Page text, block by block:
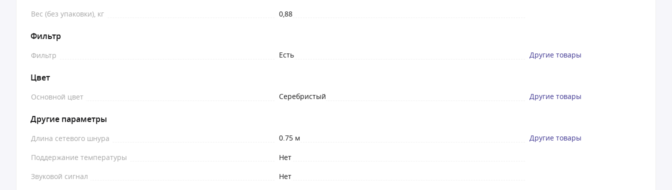
Вес (без упаковки), кг
0,88
Фильтр
Фильтр Есть Другие товары
Цвет
Основной цвет Серебристый Другие товары
Другие параметры
Длина сетевого шнура 0.75 м Другие товары
Поддержание температуры
Нет
Звуковой сигнал
Нет